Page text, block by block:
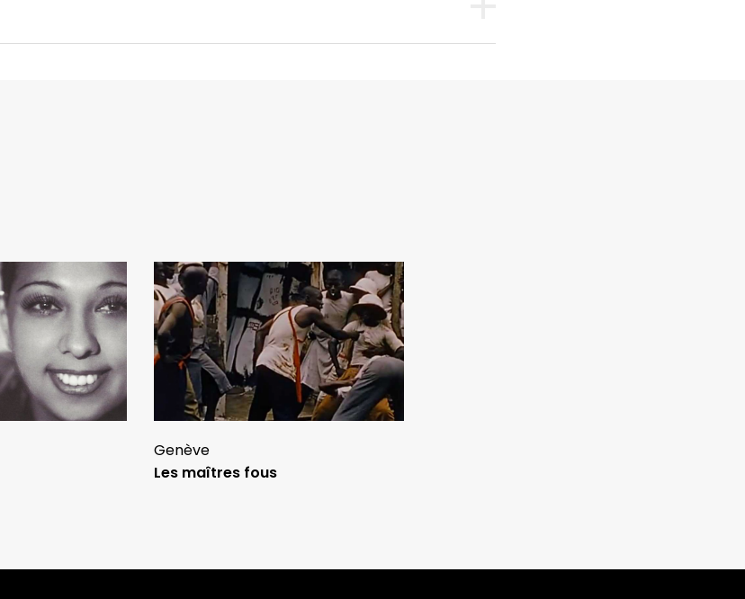
Genève
Les maîtres fous